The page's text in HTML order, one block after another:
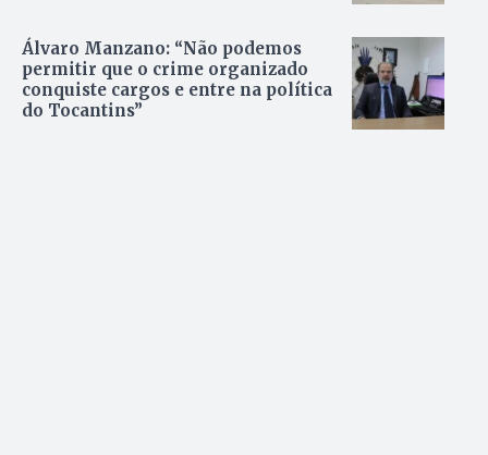
Álvaro Manzano: “Não podemos
permitir que o crime organizado
conquiste cargos e entre na política
do Tocantins”